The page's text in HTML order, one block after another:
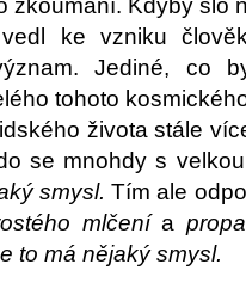
vedl ke vzniku
Jediné, co
tohoto
života stále
se mnohdy s
smysl. Tím ale
mlčenía
to má nějaký smysl.